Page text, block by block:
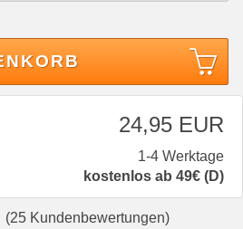
24,95 EUR
1-4 Werktage
kostenlos ab 49€ (D)
(25 Kundenbewertungen)